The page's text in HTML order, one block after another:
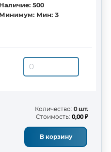
Наличие:500
Минимум: Мин: 3
Количество: 0 шт.
Стоимость: 0,00 ₽
В корзину